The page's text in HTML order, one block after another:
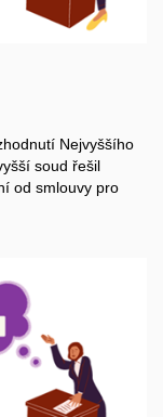
Nejvyššího
soud řešil
od smlouvy pro